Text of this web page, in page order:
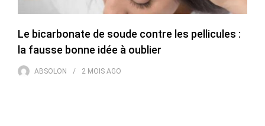
Le bicarbonate de soude contre les pellicules :
la fausse bonne idée à oublier
ABSOLON 2 MOIS AGO